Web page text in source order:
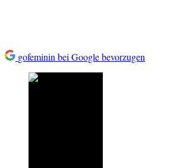
gofeminin bei Google bevorzugen